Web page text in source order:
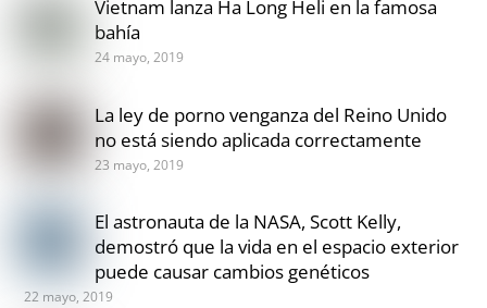
Vietnam lanza Ha Long Heli en la famosa
bahía
24 mayo, 2019
La ley de porno venganza del Reino Unido
no está siendo aplicada correctamente
23 mayo, 2019
El astronauta de la NASA, Scott Kelly,
demostró que la vida en el espacio exterior
puede causar cambios genéticos
22 mayo, 2019